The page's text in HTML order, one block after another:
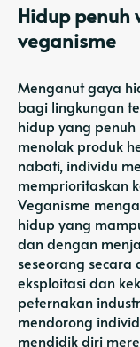
Hidup penuh
veganisme
Menganut gaya
bagi lingkungan
hidup yang
menolak produk
nabati, individu
memprioritaskan
Veganisme
hidup yang
dan dengan
seseorang
eksploitasi dan
peternakan
mendorong
mendidik diri